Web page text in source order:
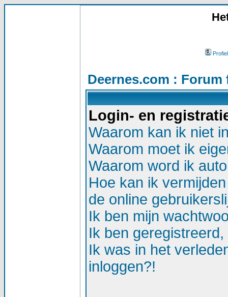
Profiel
Deernes.com :
Login- en
Waarom kan ik niet
Waarom moet ik
Waarom word ik
Hoe kan ik
de online
Ik ben mijn
Ik ben
Ik was in het
inloggen?!